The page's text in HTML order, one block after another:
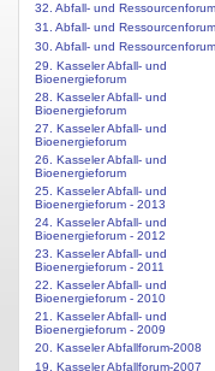
32. Abfall- und
31. Abfall- und
30. Abfall- und
29. Kasseler Abfall- und
Bioenergieforum
28. Kasseler Abfall- und
Bioenergieforum
27. Kasseler Abfall- und
Bioenergieforum
26. Kasseler Abfall- und
Bioenergieforum
25. Kasseler Abfall- und
Bioenergieforum - 2013
24. Kasseler Abfall- und
Bioenergieforum - 2012
23. Kasseler Abfall- und
Bioenergieforum - 2011
22. Kasseler Abfall- und
Bioenergieforum - 2010
21. Kasseler Abfall- und
Bioenergieforum - 2009
20. Kasseler Abfallforum-2008
19. Kasseler Abfallforum-2007